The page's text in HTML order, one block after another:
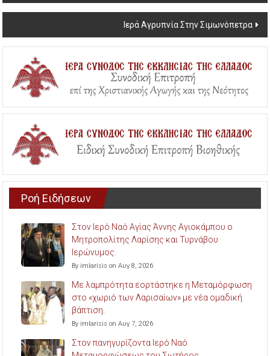
Ιερά Αγρυπνία Στην Σιμωνόπετρα
Ροή Ειδήσεων
Στον Ιερό Ναό Αγίας Άννης Αγιοκάμπου ο
Μητροπολίτης Λαρίσης και Τυρνάβου
Ιερώνυμος.
By imlarisis on Αυγ 8, 2026
Με λαμπρότητα εορτάστηκε η Μεταμόρφωση
στο «χωριό των Λαρισαίων» με νέα ομαδική
βάπτιση.
By imlarisis on Αυγ 7, 2026
Στον πανηγυρίζοντα Ιερό Ναό